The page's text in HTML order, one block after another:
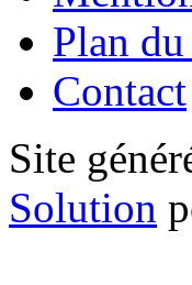
Plan
Contact
Site
Solution